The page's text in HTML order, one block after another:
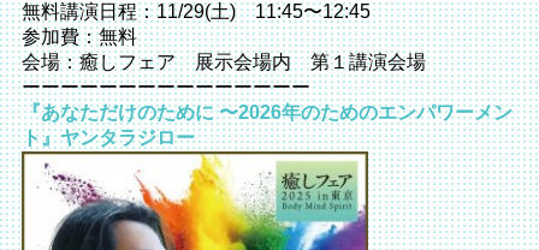
無料講演日程：11/29(土) 11:45〜12:45
参加費：無料
会場：癒しフェア 展示会場内 第１講演会場
ーーーーーーーーーーーーーーー
『あなただけのために 〜2026年のためのエンパワーメン
ト』ヤンタラジロー